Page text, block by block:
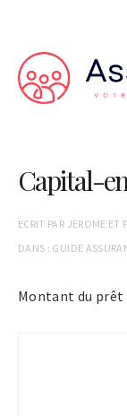
Capital-
ECRIT PAR JEROME ET
DANS : GUIDE
Montant du prêt